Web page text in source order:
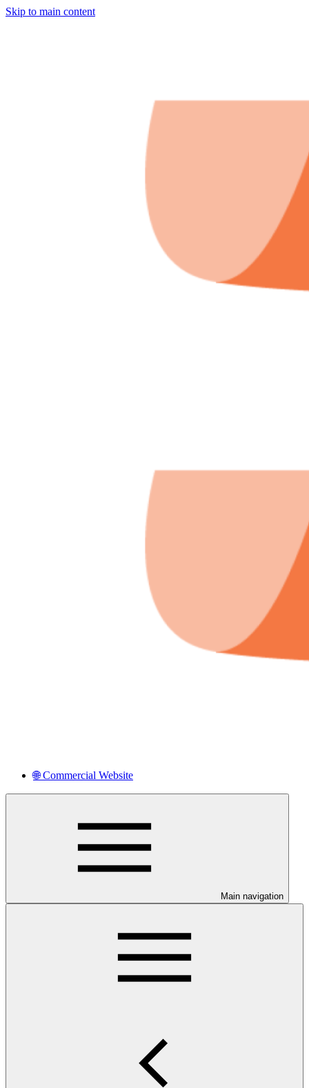
Skip to main content
🌐 Commercial Website
Main navigation